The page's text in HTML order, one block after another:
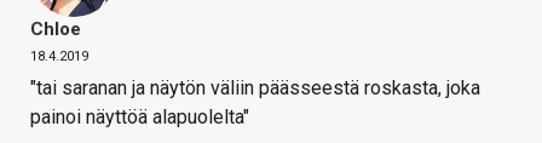
Chloe
18.4.2019
"tai saranan ja näytön väliin päässeestä roskasta, joka
painoi näyttöä alapuolelta"